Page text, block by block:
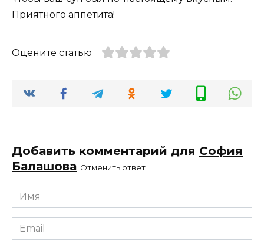
Приятного аппетита!
Оцените статью
Добавить комментарий для София
Балашова Отменить ответ
Имя
*
Email
*